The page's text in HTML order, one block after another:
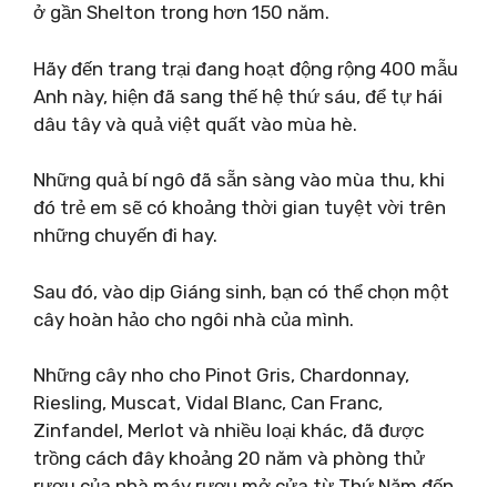
ở gần Shelton trong hơn 150 năm.
Hãy đến trang trại đang hoạt động rộng 400 mẫu
Anh này, hiện đã sang thế hệ thứ sáu, để tự hái
dâu tây và quả việt quất vào mùa hè.
Những quả bí ngô đã sẵn sàng vào mùa thu, khi
đó trẻ em sẽ có khoảng thời gian tuyệt vời trên
những chuyến đi hay.
Sau đó, vào dịp Giáng sinh, bạn có thể chọn một
cây hoàn hảo cho ngôi nhà của mình.
Những cây nho cho Pinot Gris, Chardonnay,
Riesling, Muscat, Vidal Blanc, Can Franc,
Zinfandel, Merlot và nhiều loại khác, đã được
trồng cách đây khoảng 20 năm và phòng thử